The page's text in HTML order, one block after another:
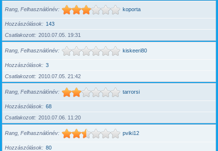
Rang, Felhasználónév koporta
Hozzászólások
143
Csatlakozott
2010.07.05. 19:31
Rang, Felhasználónév kiskeeri80
Hozzászólások
3
Csatlakozott
2010.07.05. 21:42
Rang, Felhasználónév tarrorsi
Hozzászólások
68
Csatlakozott
2010.07.06. 11:20
Rang, Felhasználónév pviki12
Hozzászólások
80